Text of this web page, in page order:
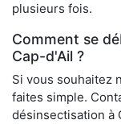
plusieurs fois.
Comment se
Cap-d'Ail ?
Si vous souhaitez
faites simple.
désinsectisation à